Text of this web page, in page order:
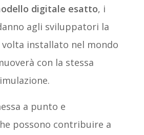
digitale esatto, i
agli sviluppatori la
volta installato nel mondo
con la stessa
a punto e
possono contribuire a